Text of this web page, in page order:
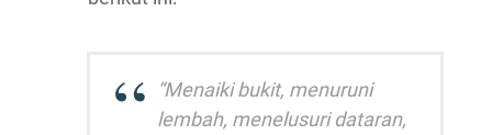
“Menaiki bukit, menuruni
lembah, menelusuri dataran,